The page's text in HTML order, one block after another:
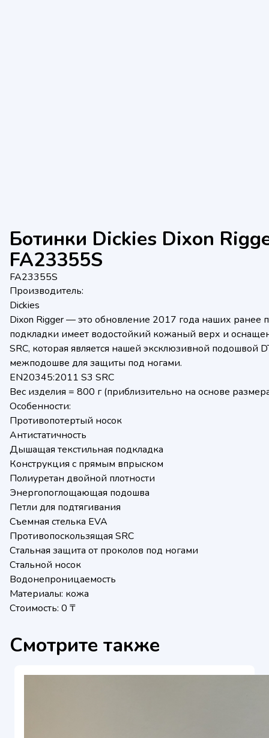
Ботинки Dickies Dixon
FA23355S
FA23355S
Производитель:
Dickies
Dixon Rigger — это обновление 2017 года наших ранее
подкладки имеет водостойкий кожаный верх и
SRC, которая является нашей эксклюзивной подошвой
межподошве для защиты под ногами.
EN20345:2011 S3 SRC
Вес изделия = 800 г (приблизительно на основе
Особенности:
Противопотертый носок
Антистатичность
Дышащая текстильная подкладка
Конструкция с прямым впрыском
Полиуретан двойной плотности
Энергопоглощающая подошва
Петли для подтягивания
Съемная стелька EVA
Противопоскользящая SRC
Стальная защита от проколов под ногами
Стальной носок
Водонепроницаемость
Материалы: кожа
Стоимость: 0 ₸
Смотрите также